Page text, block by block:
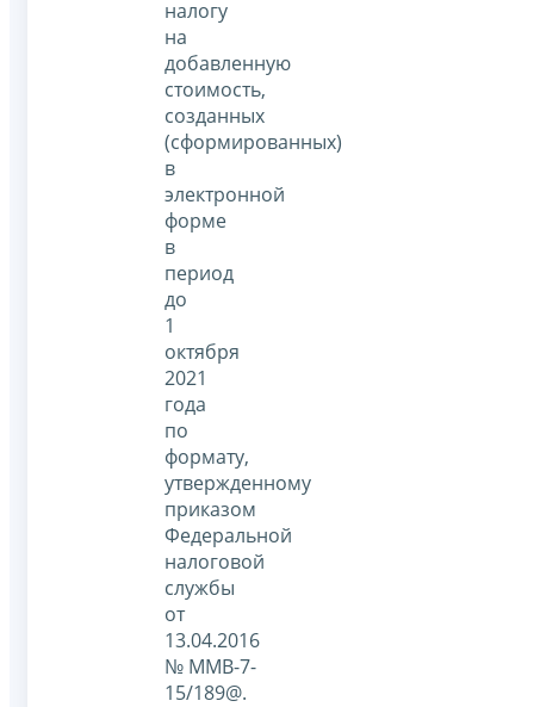
налогу
на
добавленную
стоимость,
созданных
(сформированных)
в
электронной
форме
в
период
до
1
октября
2021
года
по
формату,
утвержденному
приказом
Федеральной
налоговой
службы
от
13.04.2016
№ ММВ-7-
15/189@.